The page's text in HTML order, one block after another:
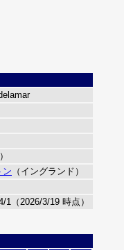
ン （イングランド）
1（2026/3/19 時点）